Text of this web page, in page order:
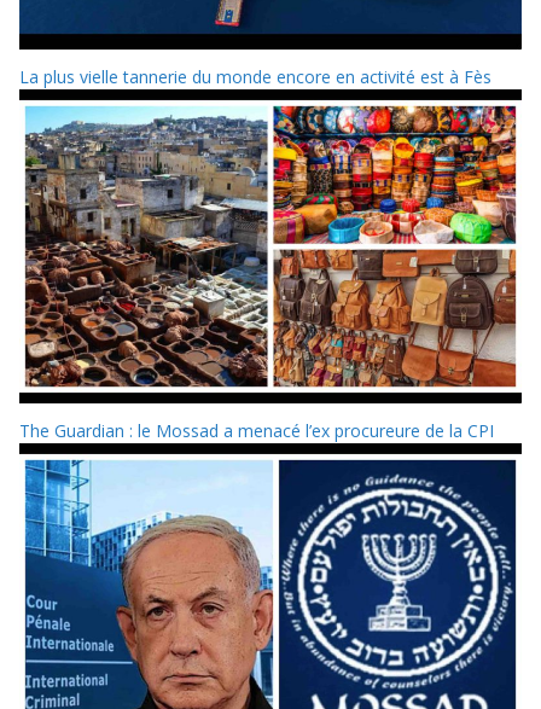
La plus vielle tannerie du monde encore en activité est à Fès
The Guardian : le Mossad a menacé l’ex procureure de la CPI